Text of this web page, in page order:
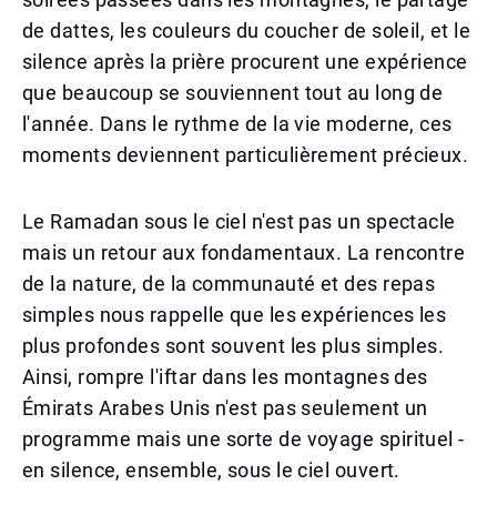
de dattes, les couleurs du coucher de soleil, et le
silence après la prière procurent une expérience
que beaucoup se souviennent tout au long de
l'année. Dans le rythme de la vie moderne, ces
moments deviennent particulièrement précieux.
Le Ramadan sous le ciel n'est pas un spectacle
mais un retour aux fondamentaux. La rencontre
de la nature, de la communauté et des repas
simples nous rappelle que les expériences les
plus profondes sont souvent les plus simples.
Ainsi, rompre l'iftar dans les montagnes des
Émirats Arabes Unis n'est pas seulement un
programme mais une sorte de voyage spirituel -
en silence, ensemble, sous le ciel ouvert.